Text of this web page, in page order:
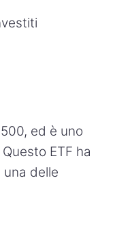
ed è uno
ETF ha
delle